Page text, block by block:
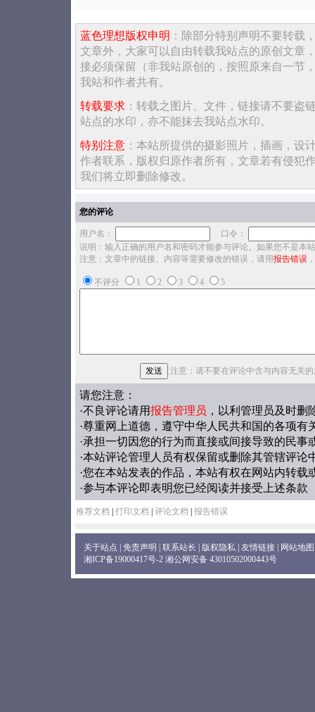
蓝色理想版权申明 ：除部分特别声明不要转载
文章外，大家可以自由转载我站点的原创文章
接必须保留（非我站原创的，按照原来自一节
我站和作者共有。
转载要求 ：转载之图片、文件，链接请不要盗
站点的水印，亦不能抹去我站点水印。
特别注意 ：本站所提供的摄影照片，插画，设
作者联系，版权归原作者所有，文章若有侵犯
我们将立即删除修改。
您的评论
用户名：
口令：
说明：输入正确的用户名和密码才能参与评论。如果您不是本
注意：文章中的链接、内容等需要修改的错误，请用报告错误
不评分 1 2 3 4 5
注意：请不要在评论中含与内容无关
请您注意：
·不良评论请用报告管理员 ，以利管理员及时删
·尊重网上道德，遵守中华人民共和国的各项有
·承担一切因您的行为而直接或间接导致的民事
·本站评论管理人员有权保留或删除其管辖评论
·您在本站发表的作品，本站有权在网站内转载
·参与本评论即表明您已经阅读并接受上述条款
推荐文档 打印文档 评论文档 报告错误
关于站点 免责声明 联系站长 版权隐私 友情链接
网站地图
湘ICP备19000417号-2 湘公网安备 43010502000443号